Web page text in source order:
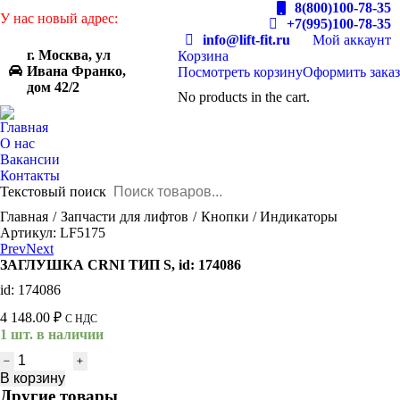
У нас новый адрес:
г. Москва, ул
Ивана Франко,
дом 42/2
8(800)100-78-35
+7(995)100-78-35
info@lift-fit.ru
Мой аккаунт
Корзина
Посмотреть корзинуОформить заказ
No products in the cart.
Главная
О нас
Вакансии
Контакты
Текстовый поиск
You are here:
Главная Запчасти для лифтов
Кнопки / Индикаторы
Артикул: LF5175
PrevNext
ЗАГЛУШКА CRNI ТИП S, id: 174086
id: 174086
4 148.00 ₽ С НДС
1 шт. в наличии
Количество
товара
ЗАГЛУШКА
В корзину
Другие товары